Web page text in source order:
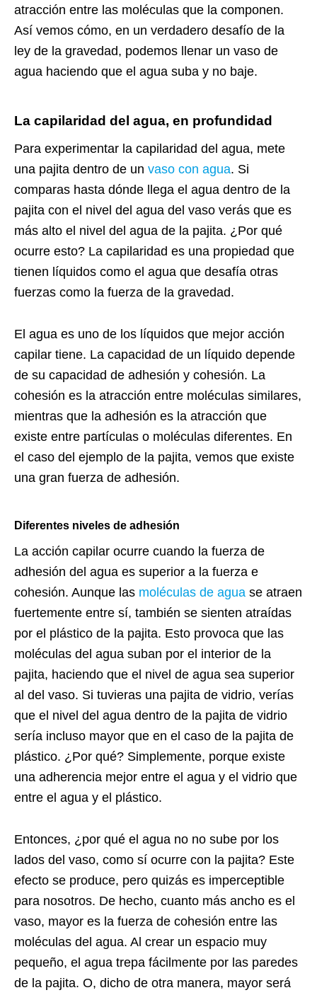
atracción entre las moléculas que la componen.
Así vemos cómo, en un verdadero desafío de la
ley de la gravedad, podemos llenar un vaso de
agua haciendo que el agua suba y no baje.
La capilaridad del agua, en profundidad
Para experimentar la capilaridad del agua, mete
una pajita dentro de un vaso con agua. Si
comparas hasta dónde llega el agua dentro de la
pajita con el nivel del agua del vaso verás que es
más alto el nivel del agua de la pajita. ¿Por qué
ocurre esto? La capilaridad es una propiedad que
tienen líquidos como el agua que desafía otras
fuerzas como la fuerza de la gravedad.
El agua es uno de los líquidos que mejor acción
capilar tiene. La capacidad de un líquido depende
de su capacidad de adhesión y cohesión. La
cohesión es la atracción entre moléculas similares,
mientras que la adhesión es la atracción que
existe entre partículas o moléculas diferentes. En
el caso del ejemplo de la pajita, vemos que existe
una gran fuerza de adhesión.
Diferentes niveles de adhesión
La acción capilar ocurre cuando la fuerza de
adhesión del agua es superior a la fuerza e
cohesión. Aunque las moléculas de agua se atraen
fuertemente entre sí, también se sienten atraídas
por el plástico de la pajita. Esto provoca que las
moléculas del agua suban por el interior de la
pajita, haciendo que el nivel de agua sea superior
al del vaso. Si tuvieras una pajita de vidrio, verías
que el nivel del agua dentro de la pajita de vidrio
sería incluso mayor que en el caso de la pajita de
plástico. ¿Por qué? Simplemente, porque existe
una adherencia mejor entre el agua y el vidrio que
entre el agua y el plástico.
Entonces, ¿por qué el agua no no sube por los
lados del vaso, como sí ocurre con la pajita? Este
efecto se produce, pero quizás es imperceptible
para nosotros. De hecho, cuanto más ancho es el
vaso, mayor es la fuerza de cohesión entre las
moléculas del agua. Al crear un espacio muy
pequeño, el agua trepa fácilmente por las paredes
de la pajita. O, dicho de otra manera, mayor será